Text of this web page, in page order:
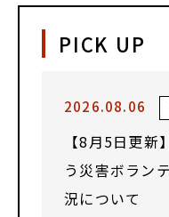
PICK UP
2026.08.06
【8月5日更
う災害ボラン
況について